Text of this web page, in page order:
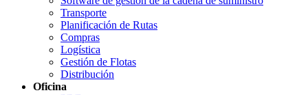
Transporte
Planificación de Rutas
Compras
Logística
Gestión de Flotas
Distribución
Oficina